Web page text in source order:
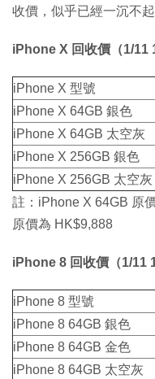
收價，似乎已經一沉不起
iPhone X 回收價（1/11
iPhone X 型號
iPhone X 64GB 銀色
iPhone X 64GB 太空灰
iPhone X 256GB 銀色
iPhone X 256GB 太空灰
註：iPhone X 64GB 原
原價為 HK$9,888
iPhone 8 回收價（1/11
iPhone 8 型號​
iPhone 8 64GB 銀色
iPhone 8 64GB 金色
iPhone 8 64GB 太空灰